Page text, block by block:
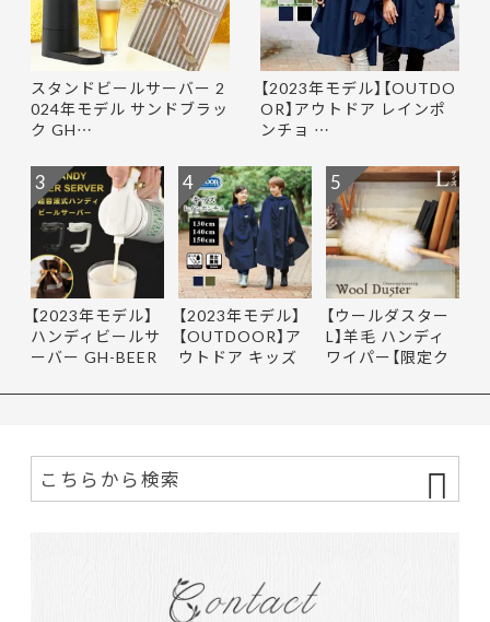
スタンドビールサーバー 2
024年モデル サンドブラッ
ク GH…
【2023年モデル】【OUTDO
OR】アウトドア レインポ
ンチョ …
【2023年モデル】
ハンディビールサ
ーバー GH-BEER
3
【2023年モデル】
【OUTDOOR】ア
ウトドア キッズ
4
【ウールダスター
L】羊毛 ハンディ
ワイパー【限定ク
5